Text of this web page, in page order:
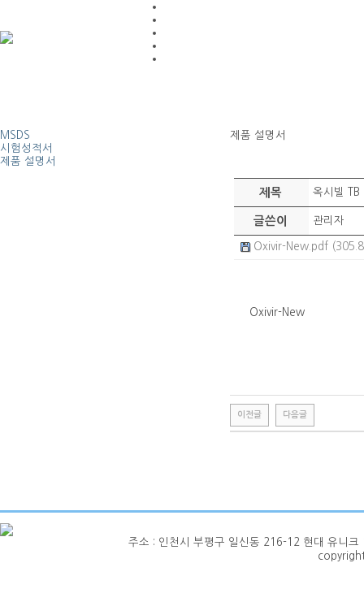
MSDS
시험성적서
제품 설명서
제품 설명서
제목 옥시빌 TB
글쓴이 관리자
Oxivir-New.pdf
Oxivir-New
이전글 다음글
주소 : 인천시 부평구 일신동 216-12 현대 유니